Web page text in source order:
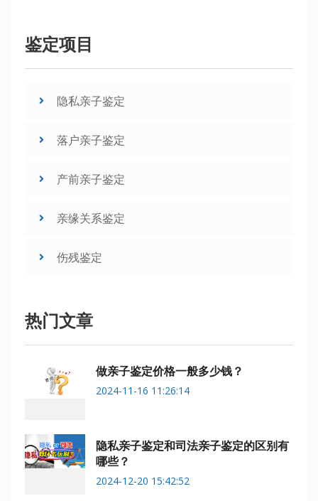
鉴定项目
隐私亲子鉴定
落户亲子鉴定
产前亲子鉴定
亲缘关系鉴定
伤残鉴定
热门文章
做亲子鉴定价格一般多少钱？
2024-11-16 11:26:14
隐私亲子鉴定和司法亲子鉴定的区别有
哪些？
2024-12-20 15:42:52